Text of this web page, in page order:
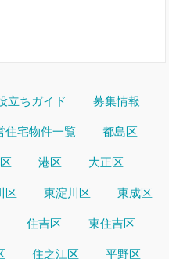
立ちガイド 募集情報
住宅物件一覧 都島区
港区 大正区
区 東淀川区 東成区
住吉区 東住吉区
住之江区 平野区